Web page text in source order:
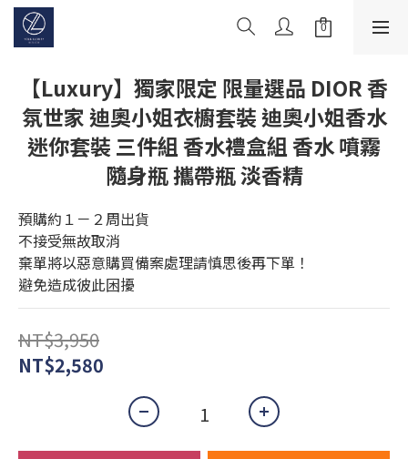
【Luxury】獨家限定 限量選品 DIOR 香
氛世家 迪奧小姐衣櫥套裝 迪奧小姐香水
迷你套裝 三件組 香水禮盒組 香水 噴霧
隨身瓶 攜帶瓶 淡香精
預購約１－２周出貨
不接受無故取消
棄單將以惡意購買備案處理請慎思後再下單！
避免造成彼此困擾
NT$3,950
NT$2,580